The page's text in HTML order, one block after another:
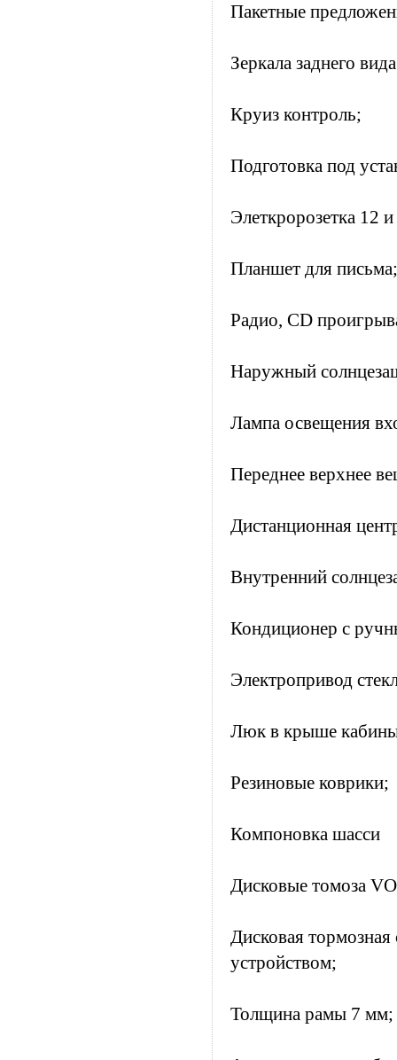
Пакетные
Зеркала заднего
Круиз контроль;
Подготовка под
Элеткророзетка 12
Планшет для письма;
Радио, CD
Наружный
Лампа освещения
Переднее верхнее
Дистанционная
Внутренний
Кондиционер с
Электропривод
Люк в крыше
Резиновые коврики;
Компоновка шасси
Дисковые томоза
Дисковая
устройством;
Толщина рамы 7 мм;